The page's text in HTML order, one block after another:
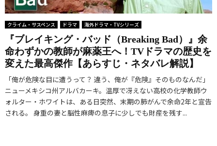
クライム・サスペンス ドラマ 海外ドラマ・TVシリーズ
『ブレイキング・バッド（Breaking Bad）』余
命わずかの教師が麻薬王へ！TVドラマの歴史を
変えた最高傑作【あらすじ・ネタバレ解説】
「俺が危険な目に遭うって？ 違う、俺が『危険』そのものなんだ」
ニューメキシコ州アルバカーキ。温厚で冴えない高校の化学教師ウ
ォルター・ホワイトは、ある日突然、末期の肺がんで余命2年と宣告
される。 身重の妻と脳性麻痺の息子に少しでも財産を残す...